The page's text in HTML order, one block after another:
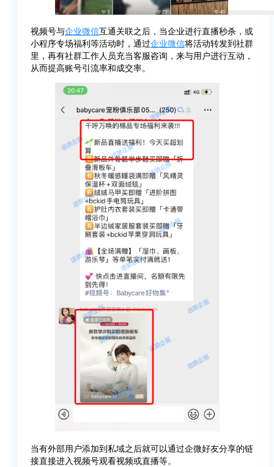
视频号与企业微信互通关联之后，当企业进行直播秒杀，或
小程序专场福利等活动时，通过企业微信将活动转发到社群
里，再有社群工作人员充当客服咨询，来与用户进行互动，
从而提高账号引流率和成交率。
当有外部用户添加到私域之后就可以通过企微好友分享的链
接直接进入视频号观看视频或直播等。